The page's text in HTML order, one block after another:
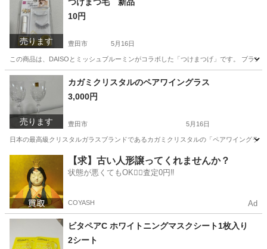
売ります
10円
豊田市 5月16日
この商品は、DAISOとミッシュブルーミンがコラボした「つけまつげ」です。 ブラ
愛知 豊田市 メイクアップ DAISO
売ります
カガミクリスタルのペアワイングラス
3,000円
豊田市 5月16日
日本の最高級クリスタルガラスブランドであるカガミクリスタルの「ペアワイングラ
食器 ワイングラス
【求】古い人形譲ってくれませんか？
状態が悪くてもOK🙆‍♀️査定0円‼️
COYASH Ad
ビタペアC ホワイトニングマスクシート1枚入り
2シート